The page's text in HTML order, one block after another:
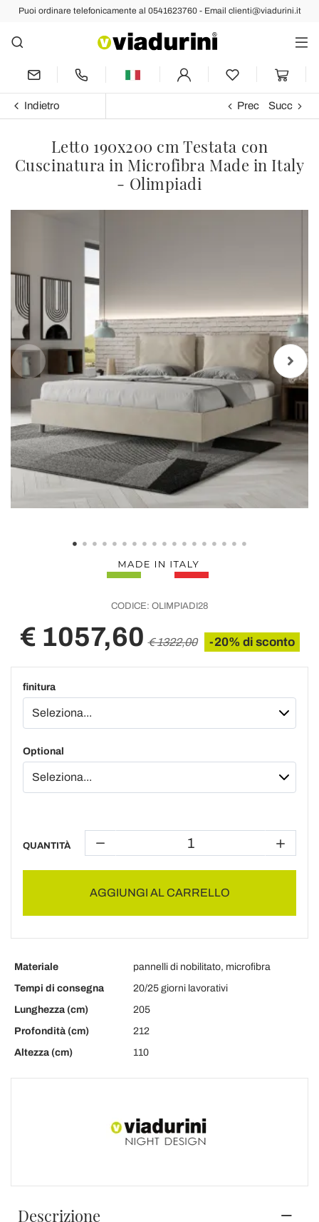
Puoi ordinare telefonicamente al 0541623760 - Email clienti@viadurini.it
Indietro Prec Succ
Letto 190x200 cm Testata con
Cuscinatura in Microfibra Made in Italy
- Olimpiadi
CODICE: OLIMPIADI28
€ 1057,60 € 1322,00 -20% di sconto
finitura
Optional
QUANTITÀ
AGGIUNGI AL CARRELLO
Materiale
pannelli di nobilitato, microfibra
Tempi di consegna
20/25 giorni lavorativi
Lunghezza (cm)
205
Profondità (cm)
212
Altezza (cm)
110
Descrizione